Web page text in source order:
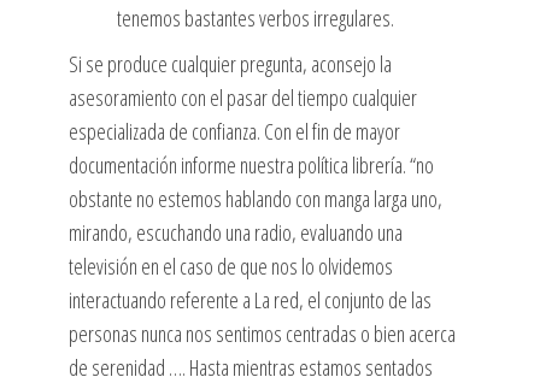
tenemos bastantes verbos irregulares.
Si se produce cualquier pregunta, aconsejo la
asesoramiento con el pasar del tiempo cualquier
especializada de confianza. Con el fin de mayor
documentación informe nuestra política librería. “no
obstante no estemos hablando con manga larga uno,
mirando, escuchando una radio, evaluando una
televisión en el caso de que nos lo olvidemos
interactuando referente a La red, el conjunto de las
personas nunca nos sentimos centradas o bien acerca
de serenidad …. Hasta mientras estamos sentados